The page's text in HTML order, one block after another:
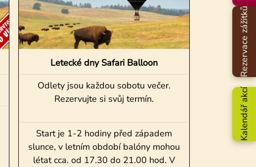
Rezervace zážitků
Kalendář akcí
Letecké dny Safari Balloon
Odlety jsou každou sobotu večer.
Rezervujte si svůj termín.
Start je 1-2 hodiny před západem
slunce, v letním období balóny mohou
létat cca. od 17.30 do 21.00 hod. V